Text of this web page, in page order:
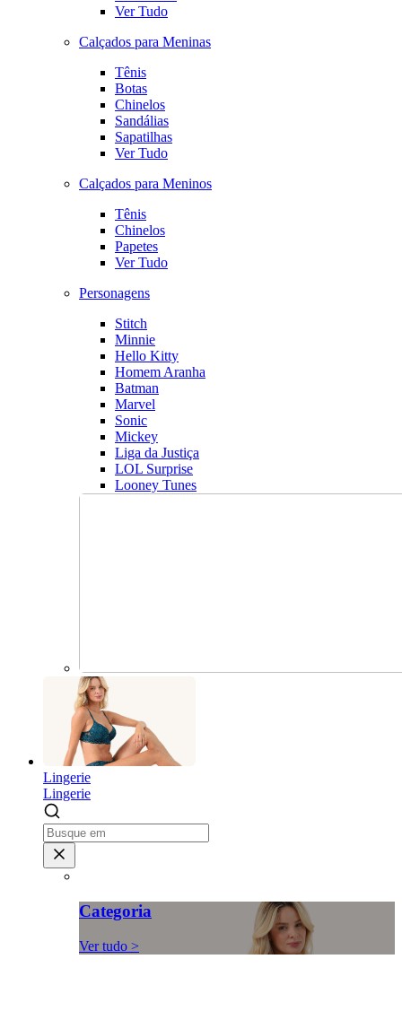
Ver Tudo
Calçados para Meninas
Tênis
Botas
Chinelos
Sandálias
Sapatilhas
Ver Tudo
Calçados para Meninos
Tênis
Chinelos
Papetes
Ver Tudo
Personagens
Stitch
Minnie
Hello Kitty
Homem Aranha
Batman
Marvel
Sonic
Mickey
Liga da Justiça
LOL Surprise
Looney Tunes
Lingerie
Lingerie
Categoria
Ver tudo >